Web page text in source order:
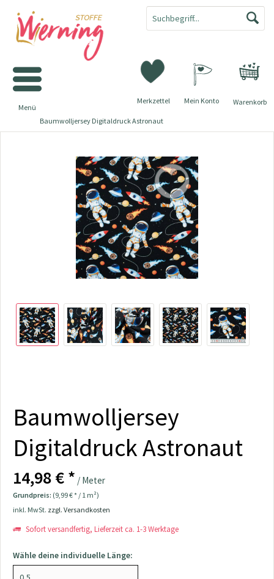
Warenkorb
Merkzettel Mein Konto
Menü
Baumwolljersey Digitaldruck Astronaut
Baumwolljersey
Digitaldruck Astronaut
14,98 € * / Meter
Grundpreis: (9,99 € * / 1 m²)
inkl. MwSt. zzgl. Versandkosten
Sofort versandfertig, Lieferzeit ca. 1-3 Werktage
Wähle deine individuelle Länge: